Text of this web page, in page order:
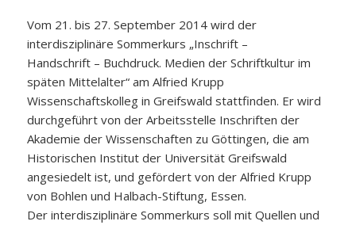
Vom 21. bis 27. September 2014 wird der
interdisziplinäre Sommerkurs „Inschrift –
Handschrift – Buchdruck. Medien der Schriftkultur im
späten Mittelalter“ am Alfried Krupp
Wissenschaftskolleg in Greifswald stattfinden. Er wird
durchgeführt von der Arbeitsstelle Inschriften der
Akademie der Wissenschaften zu Göttingen, die am
Historischen Institut der Universität Greifswald
angesiedelt ist, und gefördert von der Alfried Krupp
von Bohlen und Halbach-Stiftung, Essen.
Der interdisziplinäre Sommerkurs soll mit Quellen und